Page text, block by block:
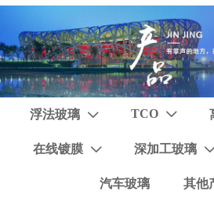
浮法玻璃  TCO 
在线镀膜  深加工玻璃
汽车玻璃 其他